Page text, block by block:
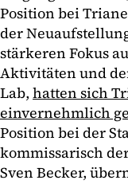
Position bei
der
stärkeren Fokus
Aktivitäten und
Lab, hatten sich
einvernehmlich
Position bei der
kommissarisch
Sven Becker,